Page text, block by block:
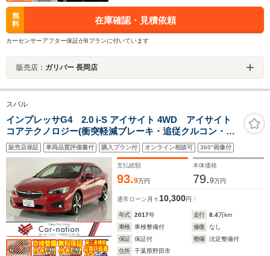
無
料
在庫確認・見積依頼
カーセンサーアフター保証がBプランに付いています
販売店： ガリバー 長岡店
スバル
インプレッサG4 2.0 i-S アイサイト 4WD アイサイト
コアテクノロジー(衝突軽減ブレーキ・追従クルコン・誤
発進抑制・レーンキープ)/ステア連動LEDヘッドランプ/左
右独立AAC/前席パワーシート/KENWOODナビ/ドラレ
コ/ETC2.0/バックカメラ
販売店保証 車両品質評価書付 購入プラン付 オンライン相談可 360°画像付
支払総額
93.9万円
本体価格
79.9万円
通常ローン 月々10,300円
年式 2017年 走行 8.4万km
車検
車検整備付 修復
なし
保証
保証付 整備
法定整備付
住所
千葉県野田市